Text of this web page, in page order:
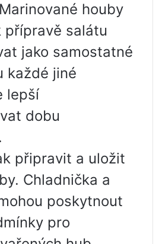
houby
přípravě salátu
jako samostatné
každé jiné
lepší
dobu
připravit a uložit
Chladnička a
poskytnout
pro